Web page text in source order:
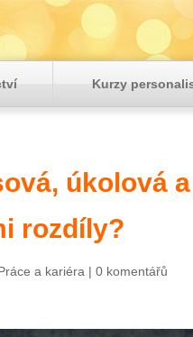
Kurzy
úkolová
rozdíly?
a kariéra |0 komentářů